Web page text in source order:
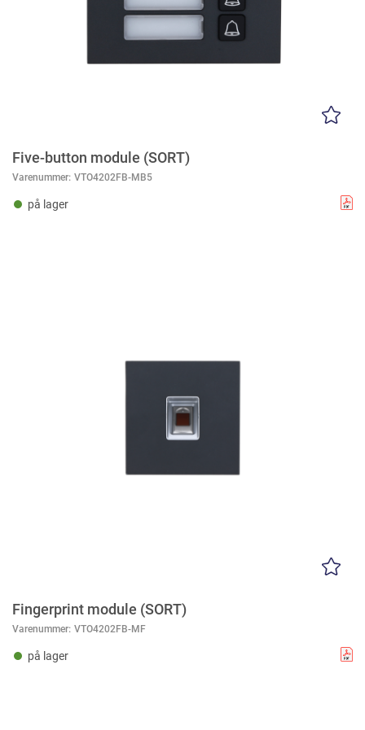
Five-button module (SORT)
Varenummer: VTO4202FB-MB5
på lager
Fingerprint module (SORT)
Varenummer: VTO4202FB-MF
på lager